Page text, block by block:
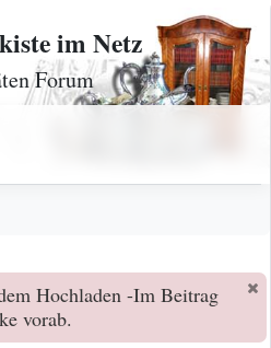
im Netz
Forum
Hochladen -Im Beitrag
vorab.